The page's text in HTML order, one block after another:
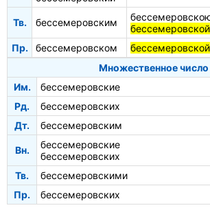
Тв. бессемеровским
бессемеровской
Пр. бессемеровском бессемеровской
Множественное число
Им.
бессемеровские
Рд.
бессемеровских
Дт.
бессемеровским
Вн.
бессемеровские
бессемеровских
Тв.
бессемеровскими
Пр.
бессемеровских